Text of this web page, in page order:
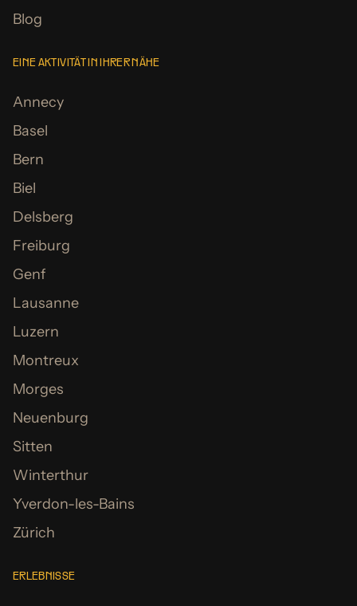
Blog
EINE AKTIVITÄT IN IHRER NÄHE
Annecy
Basel
Bern
Biel
Delsberg
Freiburg
Genf
Lausanne
Luzern
Montreux
Morges
Neuenburg
Sitten
Winterthur
Yverdon-les-Bains
Zürich
ERLEBNISSE